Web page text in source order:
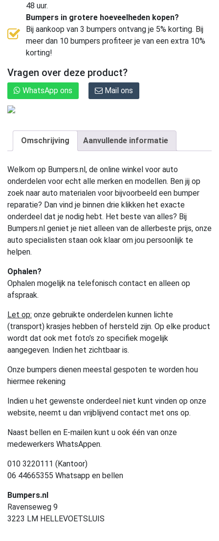
48 uur.
Bumpers in grotere hoeveelheden kopen?
Bij aankoop van 3 bumpers ontvang je 5% korting. Bij
meer dan 10 bumpers profiteer je van een extra 10%
korting!
Vragen over deze product?
WhatsApp ons Mail ons
Omschrijving Aanvullende informatie
Welkom op Bumpers.nl, de online winkel voor auto
onderdelen voor echt alle merken en modellen. Ben jij op
zoek naar auto materialen voor bijvoorbeeld een bumper
reparatie? Dan vind je binnen drie klikken het exacte
onderdeel dat je nodig hebt. Het beste van alles? Bij
Bumpers.nl geniet je niet alleen van de allerbeste prijs, onze
auto specialisten staan ook klaar om jou persoonlijk te
helpen.
Ophalen?
Ophalen mogelijk na telefonisch contact en alleen op
afspraak.
Let op: onze gebruikte onderdelen kunnen lichte
(transport) krasjes hebben of hersteld zijn. Op elke product
wordt dat ook met foto’s zo specifiek mogelijk
aangegeven. Indien het zichtbaar is.
Onze bumpers dienen meestal gespoten te worden hou
hiermee rekening
Indien u het gewenste onderdeel niet kunt vinden op onze
website, neemt u dan vrijblijvend contact met ons op.
Naast bellen en E-mailen kunt u ook één van onze
medewerkers WhatsAppen.
010 3220111 (Kantoor)
06 44665355 Whatsapp en bellen
Bumpers.nl
Ravenseweg 9
3223 LM HELLEVOETSLUIS